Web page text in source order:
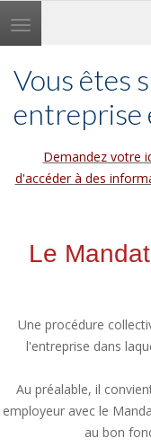
Toggle
navigation
Vous êtes
entreprise
Demandez votre
d'accéder à des
Le
Une procédure
l'entreprise dans
Au préalable, il
employeur avec le
au bon